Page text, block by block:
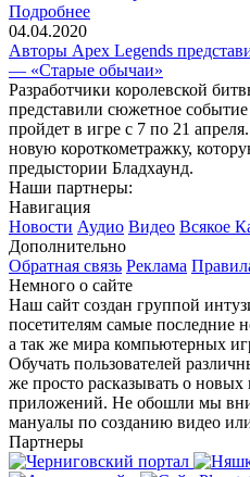
Подробнее
04.04.2020
Авторы Apex Legends
— «Старые обычаи»
Разработчики королевской
представили сюжетное
пройдет в игре с 7 по 21
новую короткометражку,
предыстории Бладхаунд.
Наши партнеры:
Навигация
Новости Аудио Видео Всякое
Дополнительно
Обратная связь Реклама
Немного о сайте
Наш сайт создан группой
посетителям самые последние
а так же мира компьютерных
Обучать пользователей
же просто расказывать о новых
приложений. Не обошли мы
мануалы по созданию видео
Партнеры